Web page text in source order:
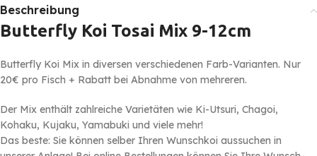
Beschreibung
Butterfly Koi Tosai Mix 9-12cm
Butterfly Koi Mix in diversen verschiedenen Farb-Varianten. Nur
20€ pro Fisch + Rabatt bei Abnahme von mehreren.
Der Mix enthält zahlreiche Varietäten wie Ki-Utsuri, Chagoi,
Kohaku, Kujaku, Yamabuki und viele mehr!
Das beste: Sie können selber Ihren Wunschkoi aussuchen in